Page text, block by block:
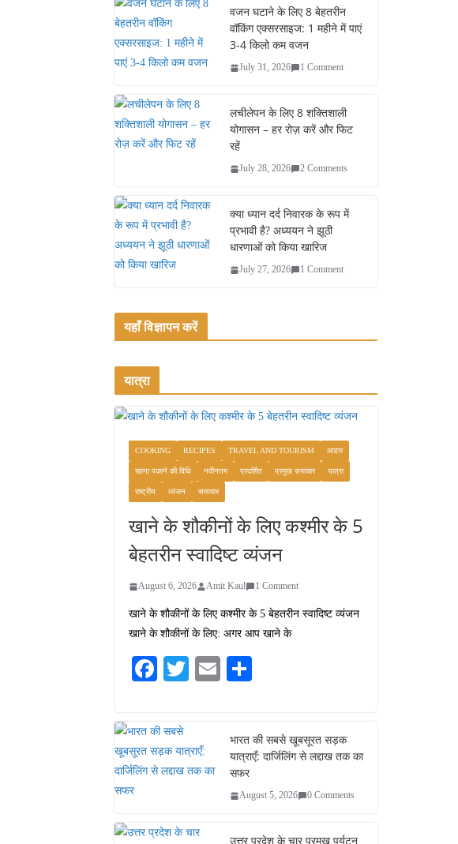
ok r
वजन घटाने के लिए 8 बेहतरीन
वॉकिंग एक्सरसाइज: 1 महीने में पाएं
3-4 किलो कम वजन
July 31, 2026 1 Comment
लचीलेपन के लिए 8 शक्तिशाली
योगासन – हर रोज़ करें और फिट
रहें
July 28, 2026 2 Comments
क्या ध्यान दर्द निवारक के रूप में
प्रभावी है? अध्ययन ने झूठी
धारणाओं को किया खारिज
July 27, 2026 1 Comment
यहाँ विज्ञापन करें
यात्रा
COOKING RECIPES TRAVEL AND TOURISM आहार
खाना पकाने की विधि नवीनतम प्रदर्शित प्रमुख समाचार यात्रा
राष्ट्रीय व्यंजन समाचार
खाने के शौकीनों के लिए कश्मीर के 5
बेहतरीन स्वादिष्ट व्यंजन
August 6, 2026 Amit Kaul 1 Comment
खाने के शौकीनों के लिए कश्मीर के 5 बेहतरीन स्वादिष्ट व्यंजन
खाने के शौकीनों के लिए: अगर आप खाने के
Fa
bo
ok
T
r
E
भारत की सबसे खूबसूरत सड़क
यात्राएँ: दार्जिलिंग से लद्दाख तक का
सफर
August 5, 2026 0 Comments
उत्तर प्रदेश के चार प्रमुख पर्यटन